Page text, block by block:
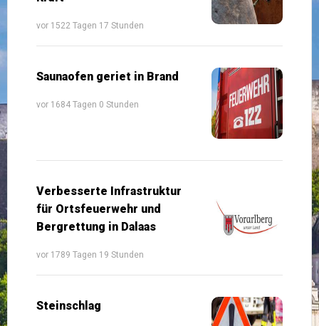
vor 1522 Tagen 17 Stunden
Saunaofen geriet in Brand
vor 1684 Tagen 0 Stunden
Verbesserte Infrastruktur
für Ortsfeuerwehr und
Bergrettung in Dalaas
vor 1789 Tagen 19 Stunden
Steinschlag